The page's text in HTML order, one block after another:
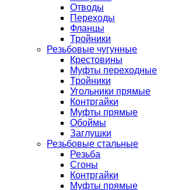
Отводы
Переходы
Фланцы
Тройники
Резьбовые чугунные
Крестовины
Муфты переходные
Тройники
Угольники прямые
Контргайки
Муфты прямые
Обоймы
Заглушки
Резьбовые стальные
Резьба
Сгоны
Контргайки
Муфты прямые